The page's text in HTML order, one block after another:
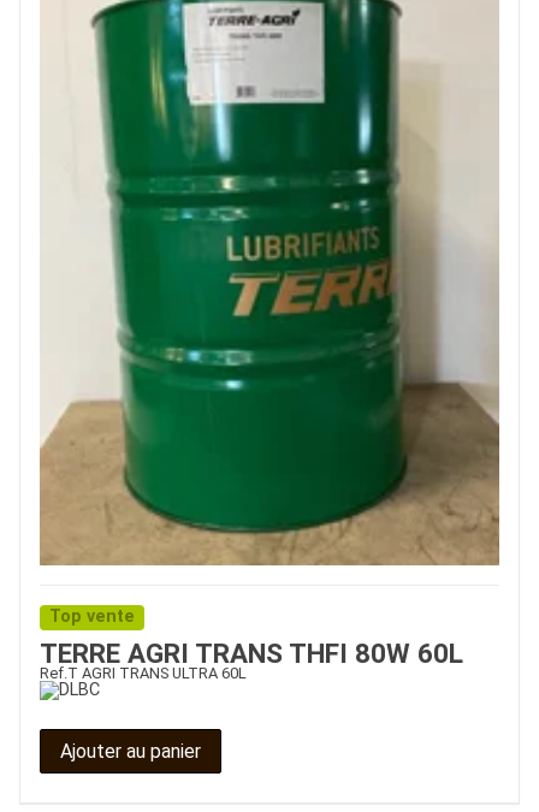
Top vente
TERRE AGRI TRANS THFI 80W 60L
Ref. T AGRI TRANS ULTRA 60L
Ajouter au panier